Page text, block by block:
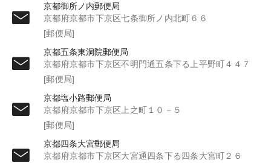
京都御所ノ内郵便局
京都府京都市下京区七条御所ノ内北町６６
[郵便局]
京都五条東洞院郵便局
京都府京都市下京区不明門通五条下る上平野町４４７
[郵便局]
京都塩小路郵便局
京都府京都市下京区上之町１０－５
[郵便局]
京都四条大宮郵便局
京都府京都市下京区大宮通四条下る四条大宮町２６